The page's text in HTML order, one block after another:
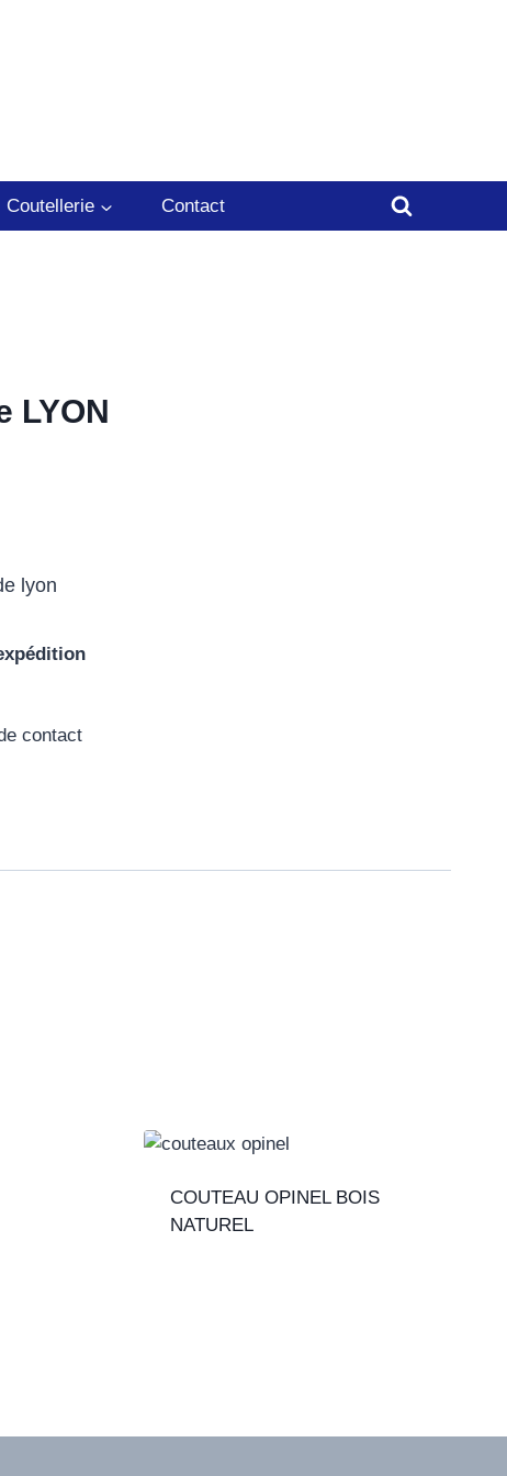
Coutellerie Contact
LYON
lyon
contact
COUTEAU OPINEL BOIS
NATUREL